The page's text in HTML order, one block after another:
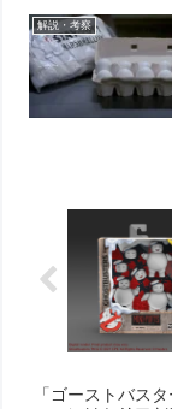
解説・考察
「ゴーストバス